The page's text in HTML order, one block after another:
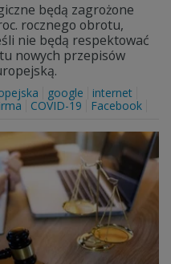
będą zagrożone
rocznego obrotu,
nie będą respektować
nowych przepisów
google
internet
COVID-19 Facebook